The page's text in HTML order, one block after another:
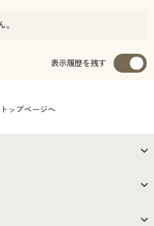
表示履歴を残す
ップページへ